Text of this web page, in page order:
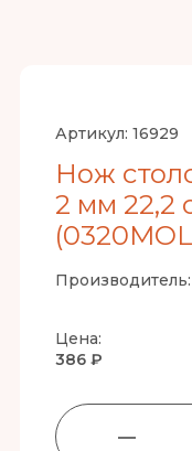
Артикул: 16929
Нож
2 мм 22,2
Производитель:
Цена:
386 ₽